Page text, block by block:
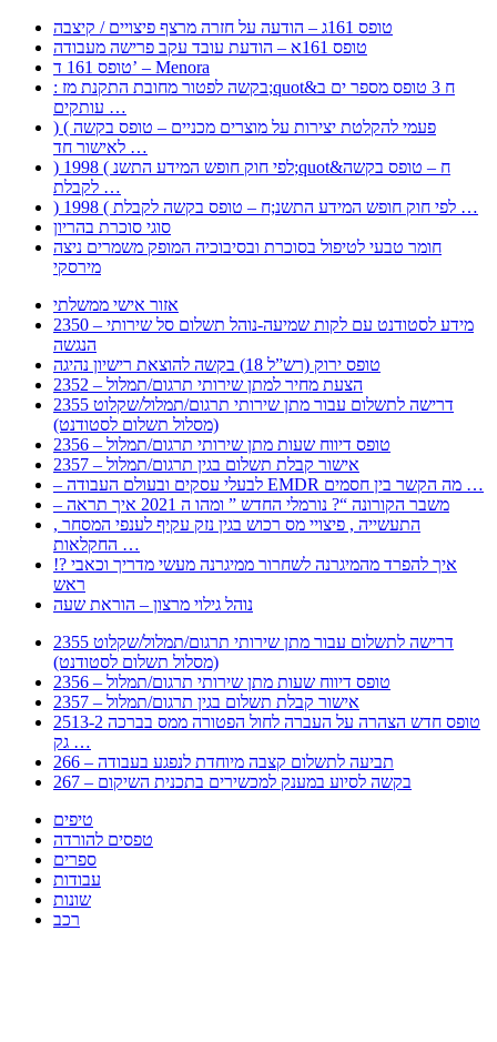
טופס 161ג – הודעה על חזרה מרצף פיצויים / קיצבה
טופס 161א – הודעת עובד עקב פרישה מעבודה
טופס 161 ד’ – Menora
: בקשה לפטור מחובת התקנת מז;quot&ח 3 טופס מספר ים ב
עותקים …
) ( פעמי להקלטת יצירות על מוצרים מכניים – טופס בקשה
לאישור חד …
) 1998 ( לפי חוק חופש המידע התשנ;quot&ח – טופס בקשה
לקבלת …
) 1998 ( לפי חוק חופש המידע התשנ;ח – טופס בקשה לקבלת …
סוגי סוכרת בהריון
חומר טבעי לטיפול בסוכרת ובסיבוכיה המופק משמרים ניצה
מירסקי
אזור אישי ממשלתי
2350 – מידע לסטודנט עם לקות שמיעה-נוהל תשלום סל שירותי
הנגשה
טופס ירוק (רש”ל 18) בקשה להוצאת רישיון נהיגה
2352 – הצעת מחיר למתן שירותי תרגום/תמלול
2355 דרישה לתשלום עבור מתן שירותי תרגום/תמלול/שקלוט
(מסלול תשלום לסטודנט)
2356 – טופס דיווח שעות מתן שירותי תרגום/תמלול
2357 – אישור קבלת תשלום בגין תרגום/תמלול
– לבעלי עסקים ובעולם העבודה EMDR מה הקשר בין חסמים …
– משבר הקורונה “? נורמלי החדש ” ומהו ה 2021 איך תראה
, התעשייה , פיצויי מס רכוש בגין נזק עקיף לענפי המסחר
החקלאות …
!? איך להפרד מהמיגרנה לשחרור ממיגרנה מעשי מדריך וכאבי
ראש
נוהל גילוי מרצון – הוראת שעה
2355 דרישה לתשלום עבור מתן שירותי תרגום/תמלול/שקלוט
(מסלול תשלום לסטודנט)
2356 – טופס דיווח שעות מתן שירותי תרגום/תמלול
2357 – אישור קבלת תשלום בגין תרגום/תמלול
2513-2 טופס חדש הצהרה על העברה לחול הפטורה ממס בברכה
גק …
266 – תביעה לתשלום קצבה מיוחדת לנפגע בעבודה
267 – בקשה לסיוע במענק למכשירים בתכנית השיקום
טיפים
טפסים להורדה
ספרים
עבודות
שונות
רכב